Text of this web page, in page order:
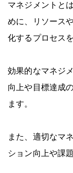
マネジメントと
めに、リソース
化するプロセス
効果的なマネジ
向上や目標達成
ます。
また、適切なマ
ション向上や課